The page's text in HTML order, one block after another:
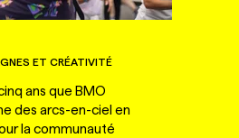
ET CRÉATIVITÉ
ans que BMO
des arcs-en-ciel en
la communauté